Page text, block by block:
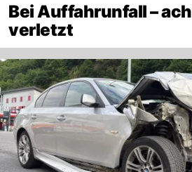
Bei Auffahrunfall –
verletzt